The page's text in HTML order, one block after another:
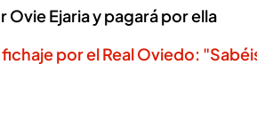
Ejaria y pagará por ella
por el Real Oviedo: